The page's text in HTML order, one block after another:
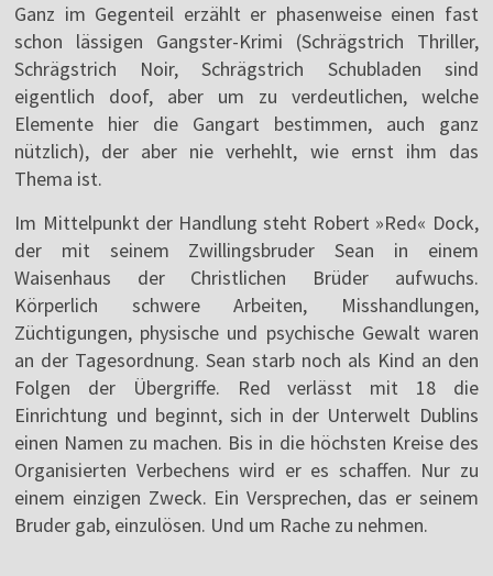
Ganz im Gegenteil erzählt er phasenweise einen fast
schon lässigen Gangster-Krimi (Schrägstrich Thriller,
Schrägstrich Noir, Schrägstrich Schubladen sind
eigentlich doof, aber um zu verdeutlichen, welche
Elemente hier die Gangart bestimmen, auch ganz
nützlich), der aber nie verhehlt, wie ernst ihm das
Thema ist.
Im Mittelpunkt der Handlung steht Robert »Red« Dock,
der mit seinem Zwillingsbruder Sean in einem
Waisenhaus der Christlichen Brüder aufwuchs.
Körperlich schwere Arbeiten, Misshandlungen,
Züchtigungen, physische und psychische Gewalt waren
an der Tagesordnung. Sean starb noch als Kind an den
Folgen der Übergriffe. Red verlässt mit 18 die
Einrichtung und beginnt, sich in der Unterwelt Dublins
einen Namen zu machen. Bis in die höchsten Kreise des
Organisierten Verbechens wird er es schaffen. Nur zu
einem einzigen Zweck. Ein Versprechen, das er seinem
Bruder gab, einzulösen. Und um Rache zu nehmen.